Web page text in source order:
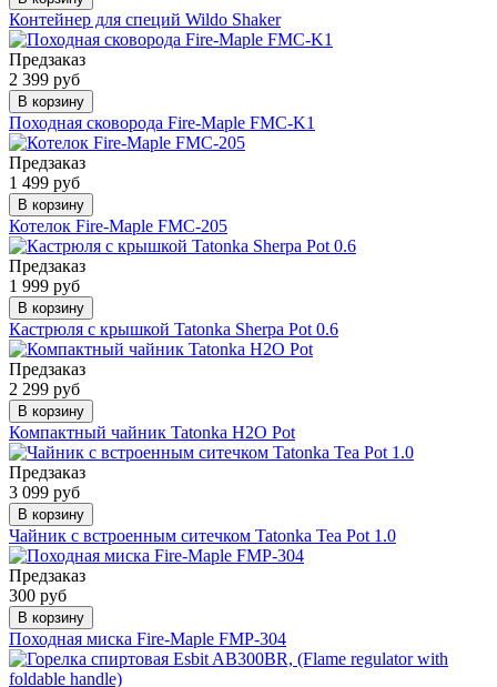
Контейнер для специй Wildo Shaker
Предзаказ
2 399 руб
В корзину
Походная сковорода Fire-Maple FMC-K1
Предзаказ
1 499 руб
В корзину
Котелок Fire-Maple FMC-205
Предзаказ
1 999 руб
В корзину
Кастрюля с крышкой Tatonka Sherpa Pot 0.6
Предзаказ
2 299 руб
В корзину
Компактный чайник Tatonka H2O Pot
Предзаказ
3 099 руб
В корзину
Чайник с встроенным ситечком Tatonka Tea Pot 1.0
Предзаказ
300 руб
В корзину
Походная миска Fire-Maple FMP-304